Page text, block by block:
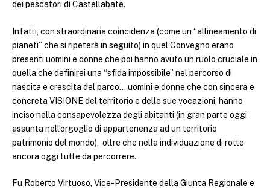
dei pescatori di Castellabate.
Infatti, con straordinaria coincidenza (come un “allineamento di
pianeti” che si ripeterà in seguito) in quel Convegno erano
presenti uomini e donne che poi hanno avuto un ruolo cruciale in
quella che definirei una “sfida impossibile” nel percorso di
nascita e crescita del parco… uomini e donne che con sincera e
concreta VISIONE del territorio e delle sue vocazioni, hanno
inciso nella consapevolezza degli abitanti (in gran parte oggi
assunta nell’orgoglio di appartenenza ad un territorio
patrimonio del mondo), oltre che nella individuazione di rotte
ancora oggi tutte da percorrere.
Fu Roberto Virtuoso, Vice-Presidente della Giunta Regionale e